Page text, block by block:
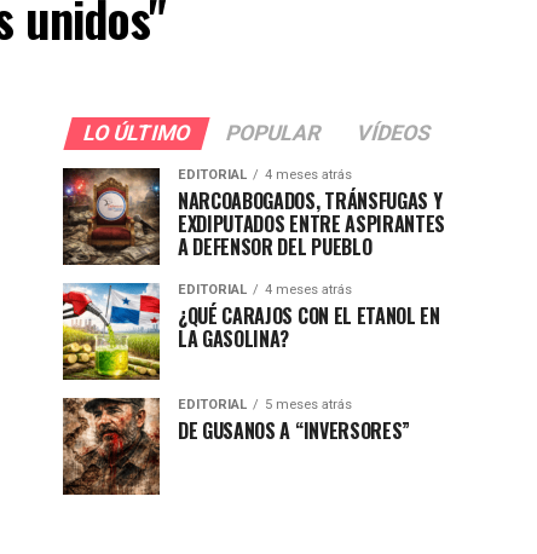
unidos"
LO ÚLTIMO POPULAR VÍDEOS
EDITORIAL 4 meses atrás
NARCOABOGADOS, TRÁNSFUGAS Y
EXDIPUTADOS ENTRE ASPIRANTES
A DEFENSOR DEL PUEBLO
EDITORIAL 4 meses atrás
¿QUÉ CARAJOS CON EL ETANOL EN
LA GASOLINA?
EDITORIAL 5 meses atrás
DE GUSANOS A “INVERSORES”